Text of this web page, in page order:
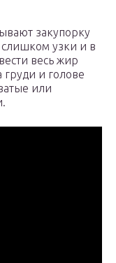
закупорку
узки и в
весь жир
и голове
или